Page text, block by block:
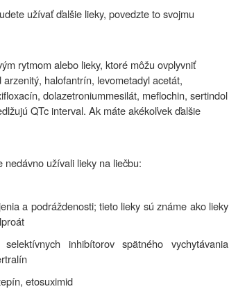
užívať ďalšie lieky, povedzte to svojmu
rytmom alebo lieky, ktoré môžu ovplyvniť
halofantrín, levometadyl acetát,
dolazetroniummesilát, meflochin, sertindol
QTc interval. Ak máte akékoľvek ďalšie
užívali lieky na liečbu:
a podráždenosti; tieto lieky sú známe ako lieky
inhibítorov spätného vychytávania
etosuximid